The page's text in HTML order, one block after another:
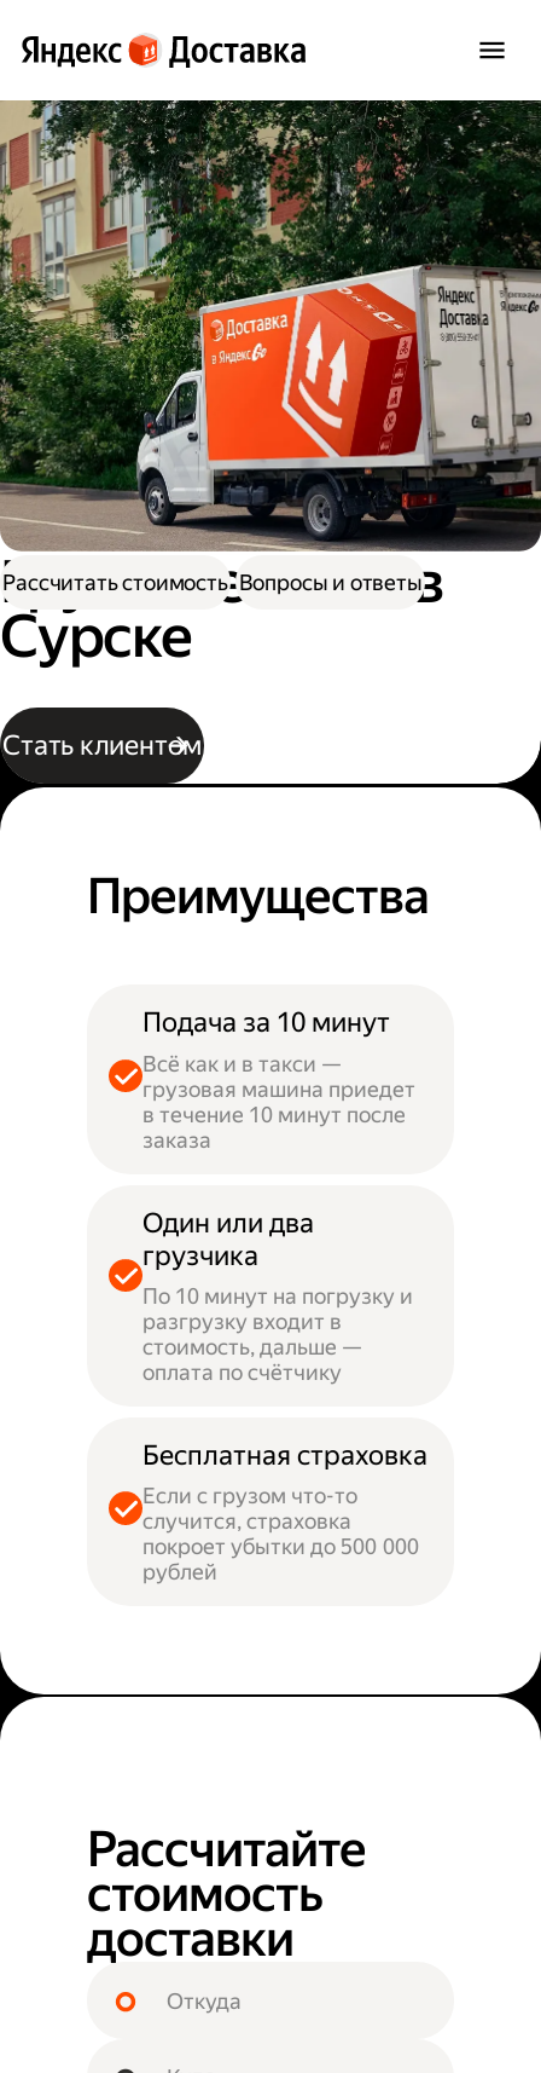
Грузовое такси в
Сурске
Стать клиентом
Рассчитать стоимость Вопросы и ответы
Преимущества
Подача за 10 минут
Всё как и в такси —
грузовая машина приедет
в течение 10 минут после
заказа
Один или два
грузчика
По 10 минут на погрузку и
разгрузку входит в
стоимость, дальше —
оплата по счётчику
Бесплатная страховка
Если с грузом что-то
случится, страховка
покроет убытки до 500 000
рублей
Рассчитайте
стоимость
доставки